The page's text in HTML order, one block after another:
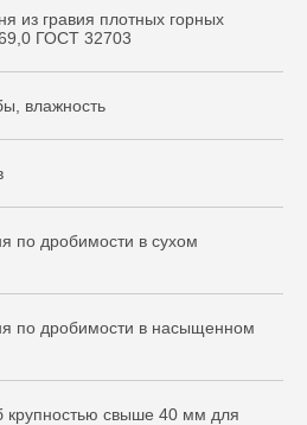
из гравия плотных горных
ГОСТ 32703
влажность
по дробимости в сухом
по дробимости в насыщенном
крупностью свыше 40 мм для